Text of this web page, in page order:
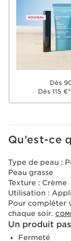
Dès
Dès 115
Qu’est-ce
Type de peau :
Peau grasse
Texture : Crème
Utilisation :
Pour compléter
chaque soir.
Un produit
Fermeté